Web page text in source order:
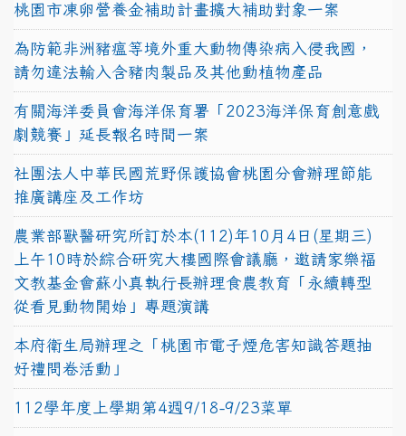
桃園市凍卵營養金補助計畫擴大補助對象一案
為防範非洲豬瘟等境外重大動物傳染病入侵我國，
請勿違法輸入含豬肉製品及其他動植物產品
有關海洋委員會海洋保育署「2023海洋保育創意戲
劇競賽」延長報名時間一案
社團法人中華民國荒野保護協會桃園分會辦理節能
推廣講座及工作坊
農業部獸醫研究所訂於本(112)年10月4日(星期三)
上午10時於綜合研究大樓國際會議廳，邀請家樂福
文教基金會蘇小真執行長辦理食農教育「永續轉型
從看見動物開始」專題演講
本府衛生局辦理之「桃園市電子煙危害知識答題抽
好禮問卷活動」
112學年度上學期第4週9/18-9/23菜單